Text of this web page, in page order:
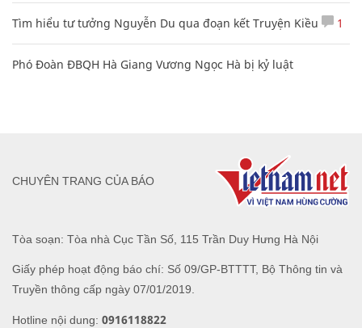
Tìm hiểu tư tưởng Nguyễn Du qua đoạn kết Truyện Kiều 1
Phó Đoàn ĐBQH Hà Giang Vương Ngọc Hà bị kỷ luật
Tòa soạn: Tòa nhà Cục Tần Số, 115 Trần Duy Hưng Hà Nội
Giấy phép hoạt động báo chí: Số 09/GP-BTTTT, Bộ Thông tin và
Truyền thông cấp ngày 07/01/2019.
Hotline nội dung: 0916118822
CHUYÊN TRANG CỦA BÁO